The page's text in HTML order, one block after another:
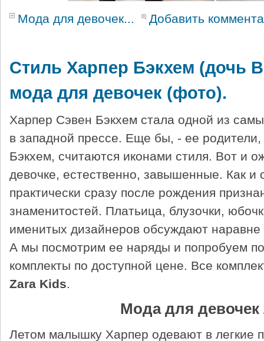
Мода для девочек... Добавить
Стиль Харпер Бэкхем (дочь
мода для девочек (фото).
Харпер Сэвен Бэкхем стала одной из
в западной прессе. Еще бы, - ее
Бэкхем, считаются иконами стиля. Вот и
девочке, естественно, завышенные. Как
практически сразу после рождения
знаменитостей. Платьица, блузочки,
именитых дизайнеров обсуждают
А мы посмотрим ее наряды и попробуем
комплекты по доступной цене. Все
Zara Kids.
Мода для девочек
Летом малышку Харпер одевают в легкие